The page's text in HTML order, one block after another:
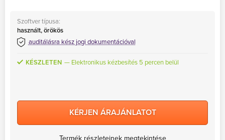
Szoftver típusa:
használt, örökös
auditálásra kész jogi dokumentációval
KÉSZLETEN Elektronikus kézbesítés 5 percen belül
KÉRJEN ÁRAJÁNLATOT
Termék részleteinek megtekintése